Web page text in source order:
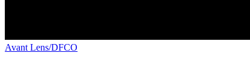
Avant Lens/DFCO